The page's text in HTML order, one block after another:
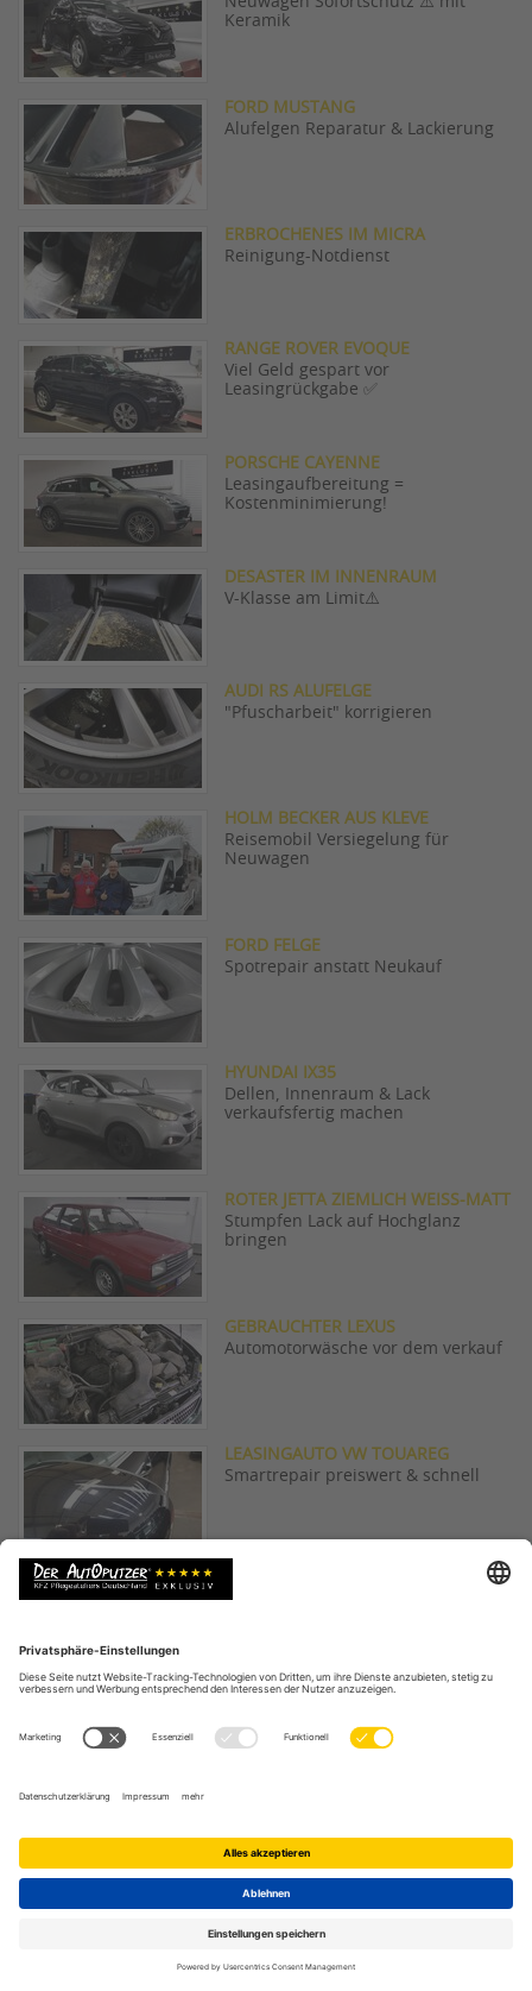
Keramik
FORD MUSTANG
Alufelgen Reparatur & Lackierung
ERBROCHENES IM MICRA
Reinigung-Notdienst
RANGE ROVER EVOQUE
Viel Geld gespart vor
Leasingrückgabe ✅
PORSCHE CAYENNE
Leasingaufbereitung =
Kostenminimierung!
DESASTER IM INNENRAUM
V-Klasse am Limit⚠️
AUDI RS ALUFELGE
"Pfuscharbeit" korrigieren
HOLM BECKER AUS KLEVE
Reisemobil Versiegelung für
Neuwagen
FORD FELGE
Spotrepair anstatt Neukauf
HYUNDAI IX35
Dellen, Innenraum & Lack
verkaufsfertig machen
ROTER JETTA ZIEMLICH WEISS-MATT
Stumpfen Lack auf Hochglanz
bringen
GEBRAUCHTER LEXUS
Automotorwäsche vor dem verkauf
LEASINGAUTO VW TOUAREG
Smartrepair preiswert & schnell
Spotrepair einer Felgenmacke!
Den Vorgänger rausjagen!
OPEL INSIGNIA
Arbeitskollege übergibt sich im Auto
VW GOLF 7